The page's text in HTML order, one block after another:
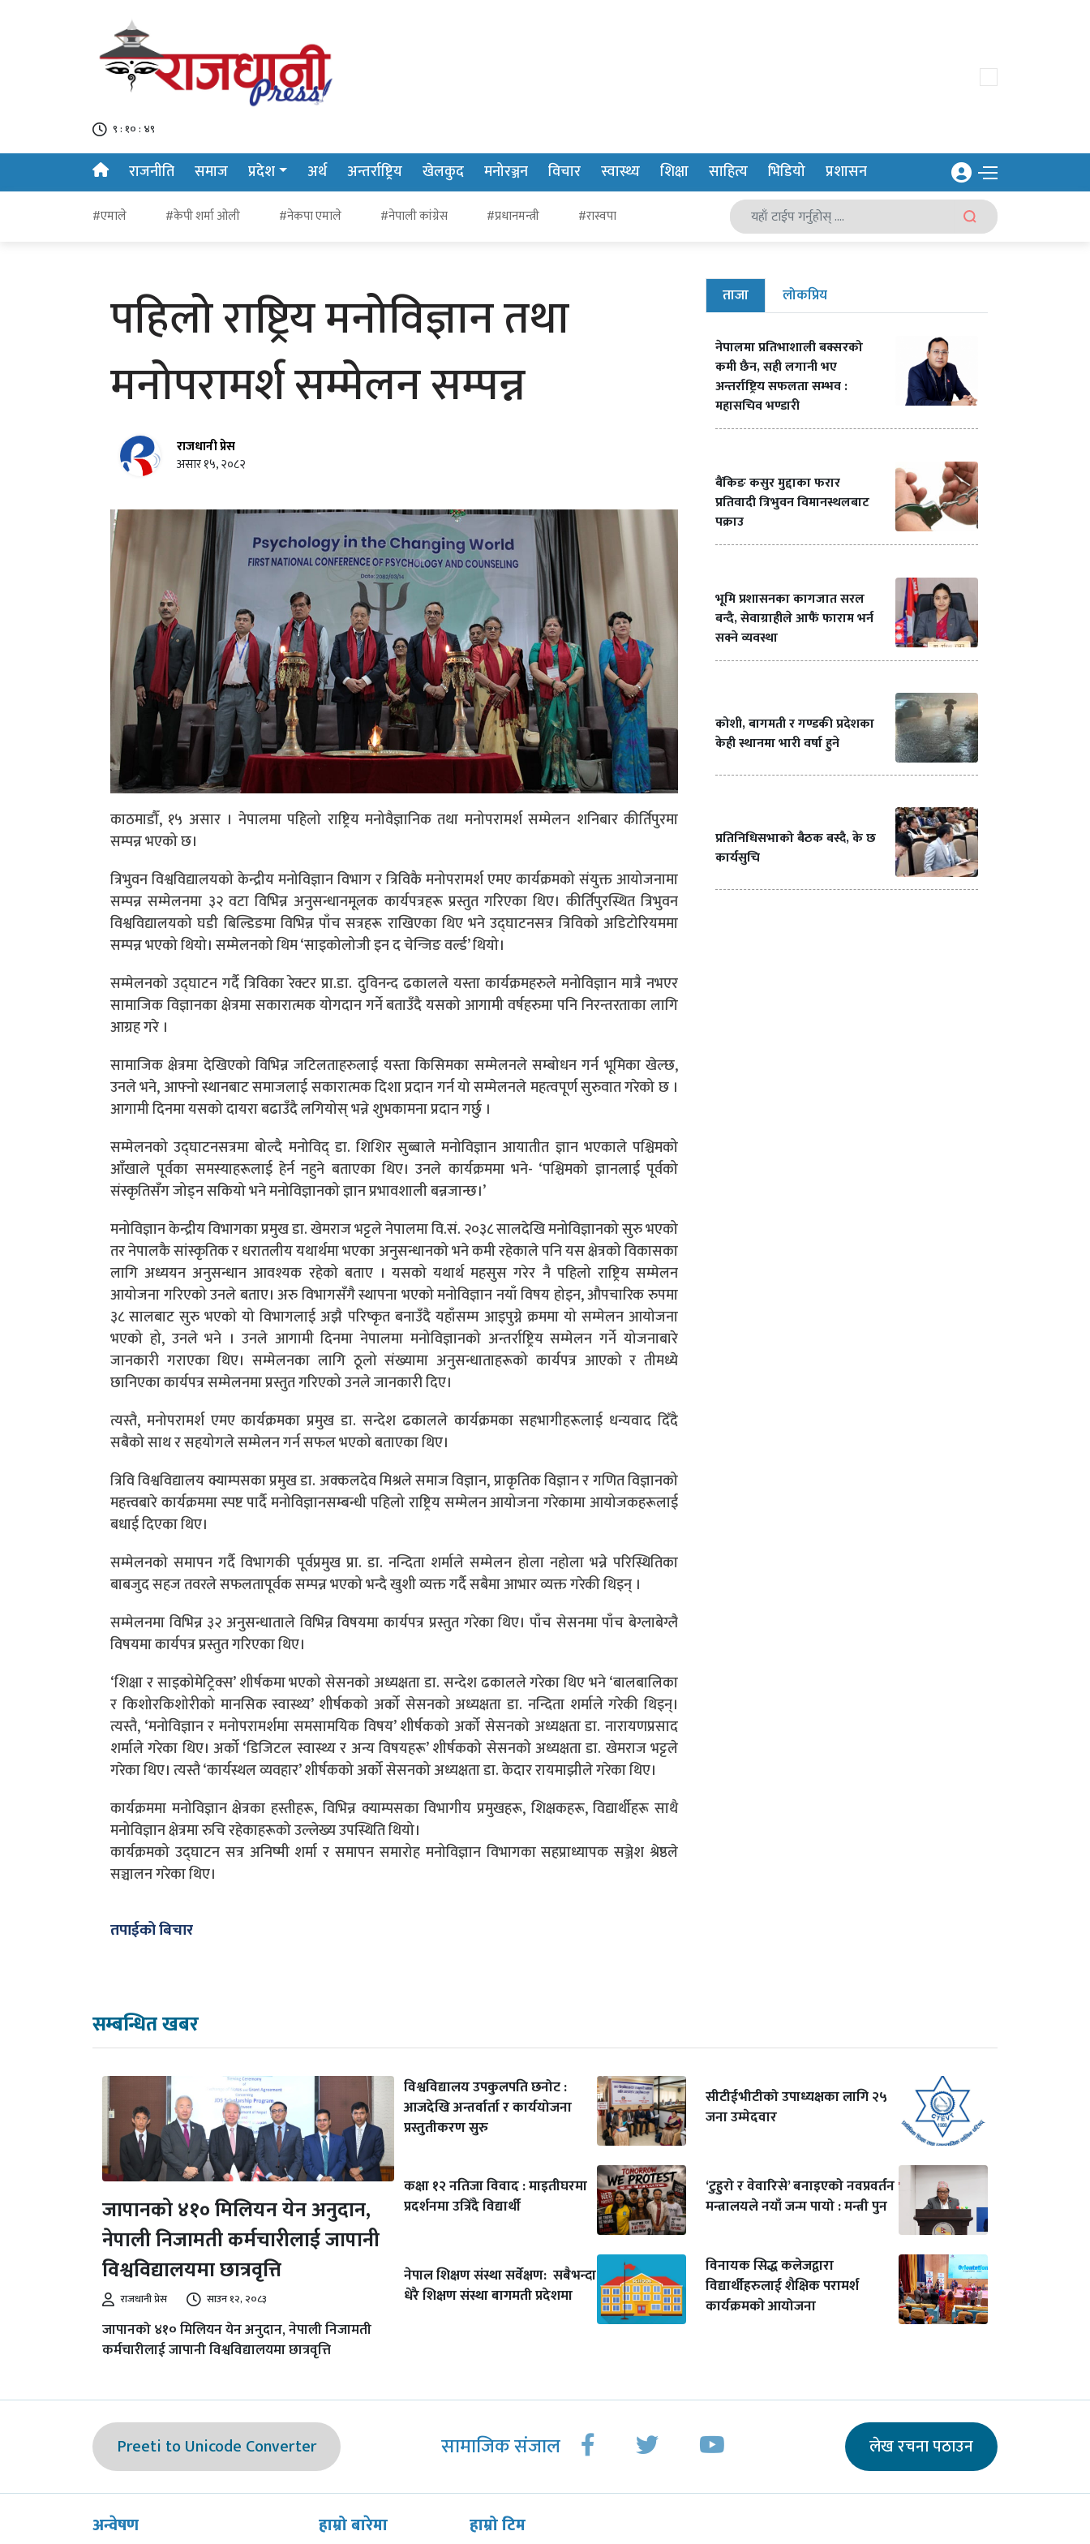
९ : १० : ५०
राजनीति समाज प्रदेश अर्थ अन्तर्राष्ट्रिय खेलकुद मनोरञ्जन विचार स्वास्थ्य शिक्षा साहित्य भिडियो प्रशासन
#एमाले #केपी शर्मा ओली #नेकपा एमाले #नेपाली कांग्रेस #प्रधानमन्त्री #रास्वपा
पहिलो राष्ट्रिय मनोविज्ञान तथा
मनोपरामर्श सम्मेलन सम्पन्न
राजधानी प्रेस
असार १५, २०८२
काठमाडौँ, १५ असार । नेपालमा पहिलो राष्ट्रिय मनोवैज्ञानिक तथा मनोपरामर्श सम्मेलन शनिबार कीर्तिपुरमा
सम्पन्न भएको छ।
त्रिभुवन विश्वविद्यालयको केन्द्रीय मनोविज्ञान विभाग र त्रिविकै मनोपरामर्श एमए कार्यक्रमको संयुक्त आयोजनामा
सम्पन्न सम्मेलनमा ३२ वटा विभिन्न अनुसन्धानमूलक कार्यपत्रहरू प्रस्तुत गरिएका थिए। कीर्तिपुरस्थित त्रिभुवन
विश्वविद्यालयको घडी बिल्डिङमा विभिन्न पाँच सत्रहरू राखिएका थिए भने उद्घाटनसत्र त्रिविको अडिटोरियममा
सम्पन्न भएको थियो। सम्मेलनको थिम ‘साइकोलोजी इन द चेन्जिङ वर्ल्ड’ थियो।
सम्मेलनको उद्घाटन गर्दै त्रिविका रेक्टर प्रा.डा. दुविनन्द ढकालले यस्ता कार्यक्रमहरुले मनोविज्ञान मात्रै नभएर
सामाजिक विज्ञानका क्षेत्रमा सकारात्मक योगदान गर्ने बताउँदै यसको आगामी वर्षहरुमा पनि निरन्तरताका लागि
आग्रह गरे ।
सामाजिक क्षेत्रमा देखिएको विभिन्न जटिलताहरुलाई यस्ता किसिमका सम्मेलनले सम्बोधन गर्न भूमिका खेल्छ,
उनले भने, आफ्नो स्थानबाट समाजलाई सकारात्मक दिशा प्रदान गर्न यो सम्मेलनले महत्वपूर्ण सुरुवात गरेको छ ।
आगामी दिनमा यसको दायरा बढाउँदै लगियोस् भन्ने शुभकामना प्रदान गर्छु ।
सम्मेलनको उद्घाटनसत्रमा बोल्दै मनोविद् डा. शिशिर सुब्बाले मनोविज्ञान आयातीत ज्ञान भएकाले पश्चिमको
आँखाले पूर्वका समस्याहरूलाई हेर्न नहुने बताएका थिए। उनले कार्यक्रममा भने- ‘पश्चिमको ज्ञानलाई पूर्वको
संस्कृतिसँग जोड्न सकियो भने मनोविज्ञानको ज्ञान प्रभावशाली बन्नजान्छ।’
मनोविज्ञान केन्द्रीय विभागका प्रमुख डा. खेमराज भट्टले नेपालमा वि.सं. २०३८ सालदेखि मनोविज्ञानको सुरु भएको
तर नेपालकै सांस्कृतिक र धरातलीय यथार्थमा भएका अनुसन्धानको भने कमी रहेकाले पनि यस क्षेत्रको विकासका
लागि अध्ययन अनुसन्धान आवश्यक रहेको बताए । यसको यथार्थ महसुस गरेर नै पहिलो राष्ट्रिय सम्मेलन
आयोजना गरिएको उनले बताए। अरु विभागसँगै स्थापना भएको मनोविज्ञान नयाँ विषय होइन, औपचारिक रुपमा
३८ सालबाट सुरु भएको यो विभागलाई अझै परिष्कृत बनाउँदै यहाँसम्म आइपुग्ने क्रममा यो सम्मेलन आयोजना
भएको हो, उनले भने । उनले आगामी दिनमा नेपालमा मनोविज्ञानको अन्तर्राष्ट्रिय सम्मेलन गर्ने योजनाबारे
जानकारी गराएका थिए। सम्मेलनका लागि ठूलो संख्यामा अनुसन्धाताहरूको कार्यपत्र आएको र तीमध्ये
छानिएका कार्यपत्र सम्मेलनमा प्रस्तुत गरिएको उनले जानकारी दिए।
त्यस्तै, मनोपरामर्श एमए कार्यक्रमका प्रमुख डा. सन्देश ढकालले कार्यक्रमका सहभागीहरूलाई धन्यवाद दिँदै
सबैको साथ र सहयोगले सम्मेलन गर्न सफल भएको बताएका थिए।
त्रिवि विश्वविद्यालय क्याम्पसका प्रमुख डा. अक्कलदेव मिश्रले समाज विज्ञान, प्राकृतिक विज्ञान र गणित विज्ञानको
महत्त्वबारे कार्यक्रममा स्पष्ट पार्दै मनोविज्ञानसम्बन्धी पहिलो राष्ट्रिय सम्मेलन आयोजना गरेकामा आयोजकहरूलाई
बधाई दिएका थिए।
सम्मेलनको समापन गर्दै विभागकी पूर्वप्रमुख प्रा. डा. नन्दिता शर्माले सम्मेलन होला नहोला भन्ने परिस्थितिका
बाबजुद सहज तवरले सफलतापूर्वक सम्पन्न भएको भन्दै खुशी व्यक्त गर्दै सबैमा आभार व्यक्त गरेकी थिइन् ।
सम्मेलनमा विभिन्न ३२ अनुसन्धाताले विभिन्न विषयमा कार्यपत्र प्रस्तुत गरेका थिए। पाँच सेसनमा पाँच बेग्लाबेग्लै
विषयमा कार्यपत्र प्रस्तुत गरिएका थिए।
‘शिक्षा र साइकोमेट्रिक्स’ शीर्षकमा भएको सेसनको अध्यक्षता डा. सन्देश ढकालले गरेका थिए भने ‘बालबालिका
र किशोरकिशोरीको मानसिक स्वास्थ्य’ शीर्षकको अर्को सेसनको अध्यक्षता डा. नन्दिता शर्माले गरेकी थिइन्।
त्यस्तै, ‘मनोविज्ञान र मनोपरामर्शमा समसामयिक विषय’ शीर्षकको अर्को सेसनको अध्यक्षता डा. नारायणप्रसाद
शर्माले गरेका थिए। अर्को ‘डिजिटल स्वास्थ्य र अन्य विषयहरू’ शीर्षकको सेसनको अध्यक्षता डा. खेमराज भट्टले
गरेका थिए। त्यस्तै ‘कार्यस्थल व्यवहार’ शीर्षकको अर्को सेसनको अध्यक्षता डा. केदार रायमाझीले गरेका थिए।
कार्यक्रममा मनोविज्ञान क्षेत्रका हस्तीहरू, विभिन्न क्याम्पसका विभागीय प्रमुखहरू, शिक्षकहरू, विद्यार्थीहरू साथै
मनोविज्ञान क्षेत्रमा रुचि रहेकाहरूको उल्लेख्य उपस्थिति थियो।
कार्यक्रमको उद्घाटन सत्र अनिष्मी शर्मा र समापन समारोह मनोविज्ञान विभागका सहप्राध्यापक सञ्जेश श्रेष्ठले
सञ्चालन गरेका थिए।
तपाईको बिचार
ताजा लोकप्रिय
नेपालमा प्रतिभाशाली बक्सरको
कमी छैन, सही लगानी भए
अन्तर्राष्ट्रिय सफलता सम्भव :
महासचिव भण्डारी
बैंकिङ कसुर मुद्दाका फरार
प्रतिवादी त्रिभुवन विमानस्थलबाट
पक्राउ
भूमि प्रशासनका कागजात सरल
बन्दै, सेवाग्राहीले आफैं फाराम भर्न
सक्ने व्यवस्था
कोशी, बागमती र गण्डकी प्रदेशका
केही स्थानमा भारी वर्षा हुने
प्रतिनिधिसभाको बैठक बस्दै, के छ
कार्यसुचि
सम्बन्धित खबर
जापानको ४१० मिलियन येन अनुदान,
नेपाली निजामती कर्मचारीलाई जापानी
विश्वविद्यालयमा छात्रवृत्ति
राजधानी प्रेस साउन १२, २०८३
जापानको ४१० मिलियन येन अनुदान, नेपाली निजामती
कर्मचारीलाई जापानी विश्वविद्यालयमा छात्रवृत्ति
विश्वविद्यालय उपकुलपति छनोट :
आजदेखि अन्तर्वार्ता र कार्ययोजना
प्रस्तुतीकरण सुरु
कक्षा १२ नतिजा विवाद : माइतीघरमा
प्रदर्शनमा उत्रिँदै विद्यार्थी
नेपाल शिक्षण संस्था सर्वेक्षण: सबैभन्दा
धेरै शिक्षण संस्था बागमती प्रदेशमा
सीटीईभीटीको उपाध्यक्षका लागि २५
जना उम्मेदवार
‘टुहुरो र वेवारिसे’ बनाइएको नवप्रवर्तन
मन्त्रालयले नयाँ जन्म पायो : मन्त्री पुन
विनायक सिद्ध कलेजद्वारा
विद्यार्थीहरुलाई शैक्षिक परामर्श
कार्यक्रमकाे आयोजना
Preeti to Unicode Converter सामाजिक संजाल लेख रचना पठाउन
अन्वेषण हाम्रो बारेमा हाम्रो टिम